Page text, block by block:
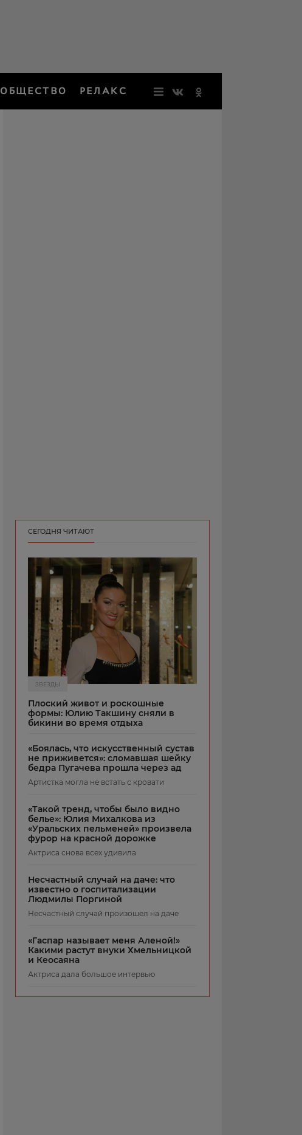
ОБЩЕСТВО РЕЛАКС
СЕГОДНЯ ЧИТАЮТ
ЗВЕЗДЫ
Плоский живот и роскошные
формы: Юлию Такшину сняли в
бикини во время отдыха
«Боялась, что искусственный сустав
не приживется»: сломавшая шейку
бедра Пугачева прошла через ад
Артистка могла не встать с кровати
«Такой тренд, чтобы было видно
белье»: Юлия Михалкова из
«Уральских пельменей» произвела
фурор на красной дорожке
Актриса снова всех удивила
Несчастный случай на даче: что
известно о госпитализации
Людмилы Поргиной
Несчастный случай произошел на даче
«Гаспар называет меня Аленой!»
Какими растут внуки Хмельницкой
и Кеосаяна
Актриса дала большое интервью